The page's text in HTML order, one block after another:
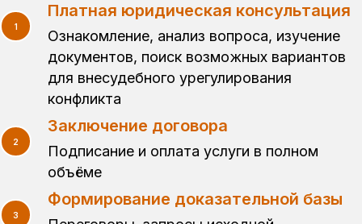
Платная юридическая консультация
Ознакомление, анализ вопроса, изучение
документов, поиск возможных вариантов
для внесудебного урегулирования
конфликта
Заключение договора
Подписание и оплата услуги в полном
объёме
Формирование доказательной базы